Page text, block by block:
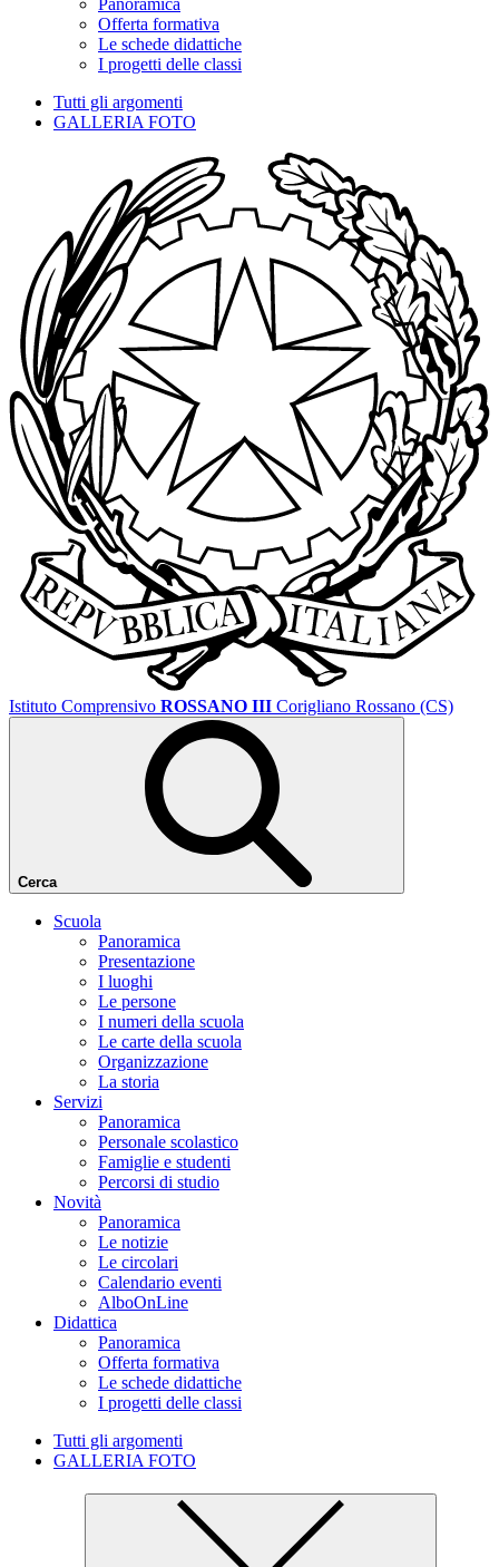
Panoramica
Offerta formativa
Le schede didattiche
I progetti delle classi
Tutti gli argomenti
GALLERIA FOTO
Istituto Comprensivo ROSSANO III Corigliano Rossano (CS)
Cerca
Scuola
Panoramica
Presentazione
I luoghi
Le persone
I numeri della scuola
Le carte della scuola
Organizzazione
La storia
Servizi
Panoramica
Personale scolastico
Famiglie e studenti
Percorsi di studio
Novità
Panoramica
Le notizie
Le circolari
Calendario eventi
AlboOnLine
Didattica
Panoramica
Offerta formativa
Le schede didattiche
I progetti delle classi
Tutti gli argomenti
GALLERIA FOTO